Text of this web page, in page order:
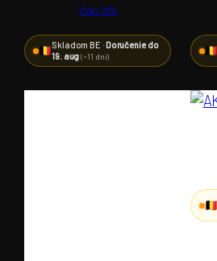
Viac info
Skladom BE · Doručenie do
19. aug(~11 dní)